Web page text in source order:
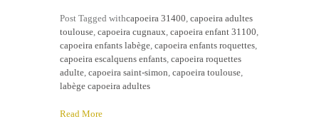
Post Tagged withcapoeira 31400 capoeira adultes
toulouse capoeira cugnaux capoeira enfant 31100
capoeira enfants labège capoeira enfants roquettes
capoeira escalquens enfants capoeira roquettes
adulte capoeira saint-simon capoeira toulouse
labège capoeira adultes
Read More